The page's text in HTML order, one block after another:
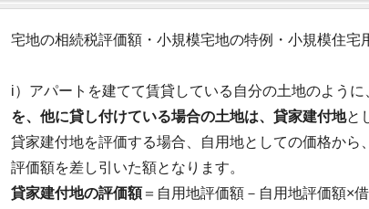
宅地の相続税評価額・小規模宅地の特例・小規模住宅
i）アパートを建てて賃貸している自分の土地のように
を、他に貸し付けている場合の土地は、貸家建付地と
貸家建付地を評価する場合、自用地としての価格か
評価額を差し引いた額となります。
貸家建付地の評価額＝自用地評価額－自用地評価額×